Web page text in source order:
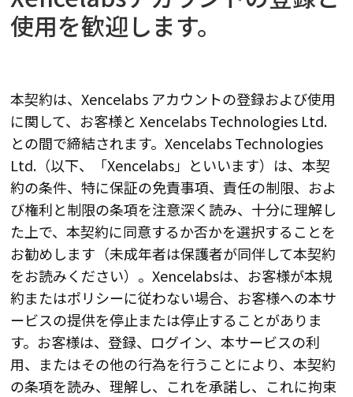
使用を歓迎します。
本契約は、Xencelabs アカウントの登録および使用
に関して、お客様と Xencelabs Technologies Ltd.
との間で締結されます。Xencelabs Technologies
Ltd.（以下、「Xencelabs」といいます）は、本契
約の条件、特に保証の免責事項、責任の制限、およ
び権利と制限の条項を注意深く読み、十分に理解し
た上で、本契約に同意するか否かを選択することを
お勧めします（未成年者は保護者が同伴して本契約
をお読みください）。Xencelabsは、お客様が本規
約またはポリシーに従わない場合、お客様への本サ
ービスの提供を停止または停止することがありま
す。お客様は、登録、ログイン、本サービスの利
用、またはその他の行為を行うことにより、本契約
の条項を読み、理解し、これを承諾し、これに拘束